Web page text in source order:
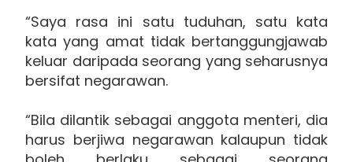
“Saya rasa ini satu tuduhan, satu kata
kata yang amat tidak bertanggungjawab
keluar daripada seorang yang seharusnya
bersifat negarawan.
“Bila dilantik sebagai anggota menteri, dia
harus berjiwa negarawan kalaupun tidak